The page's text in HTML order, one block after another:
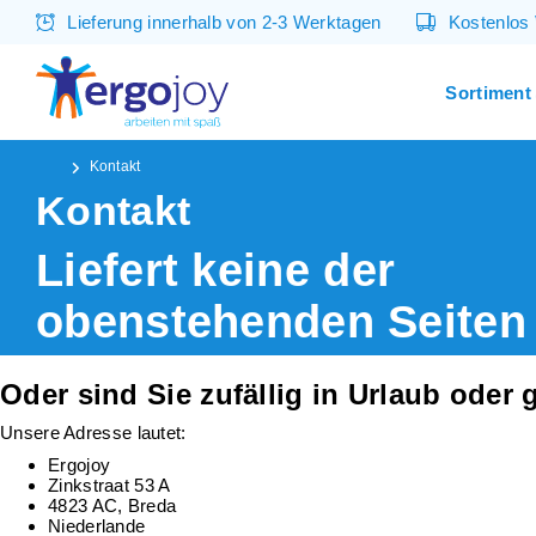
Lieferung innerhalb von 2-3 Werktagen Kostenlos
Sortiment
Kontakt
Kontakt
Liefert keine der
obenstehenden Seiten
eine Antwort auf Ihre
Frage? Oder möchten
Sie Ihre Frage lieber
Oder sind Sie zufällig in Urlaub oder
Unsere Adresse lautet:
Ergojoy
Zinkstraat 53 A
4823 AC, Breda
Niederlande